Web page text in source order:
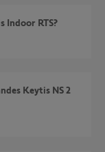
Indoor RTS?